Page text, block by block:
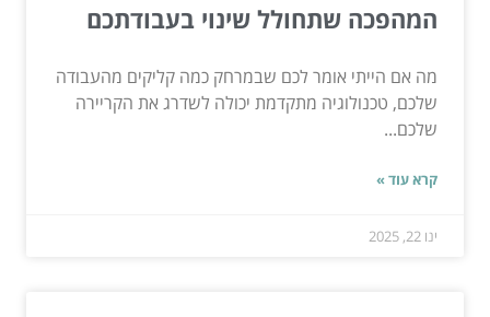
המהפכה שתחולל שינוי בעבודתכם
מה אם הייתי אומר לכם שבמרחק כמה קליקים מהעבודה
שלכם, טכנולוגיה מתקדמת יכולה לשדרג את הקריירה
שלכם...
קרא עוד »
ינו 22, 2025